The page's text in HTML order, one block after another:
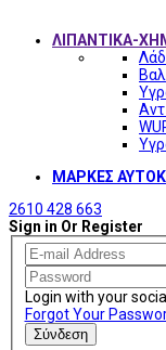
ΛΙΠΑΝΤΙΚΑ-
ΜΑΡΚΕΣ
2610 428 663
Sign in Or Register
Login with your
Forgot Your
Σύνδεση